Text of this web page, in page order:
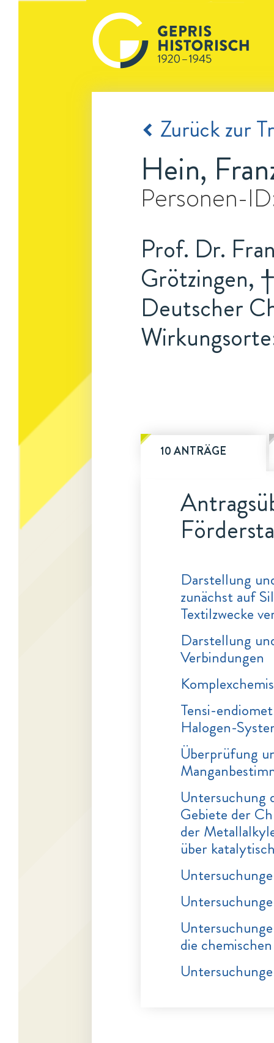
Zurück zur
Hein,
Personen-
Prof. Dr.
Grötzingen,
Deutscher
10 ANTRÄGE
Darstellung
zunächst auf
Textilzwecke
Darstellung
Verbindungen
Tensi-
Halogen-
Überprüfung
Untersuchung
Gebiete der
der
über
die